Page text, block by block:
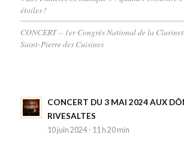
étoiles !
CONCERT – 1er Congrès National de la
Saint-Pierre des Cuisines
CONCERT DU 3 MAI 2024 AUX
RIVESALTES
10 juin 2024 - 11 h 20 min